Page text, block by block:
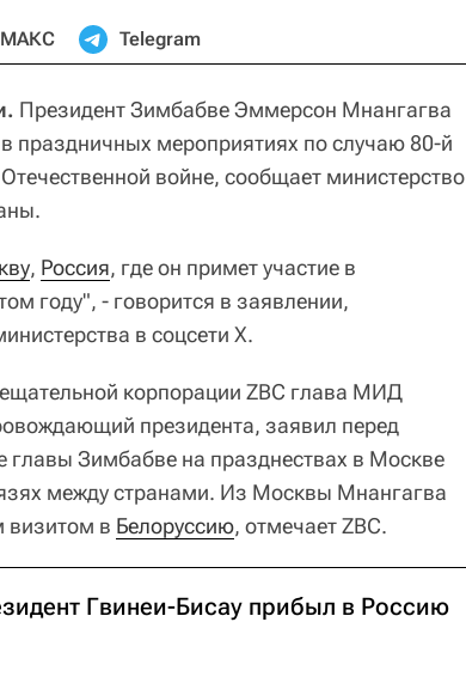
МАКС Telegram
Президент Зимбабве Эммерсон Мнангагва
праздничных мероприятиях по случаю 80-й
войне, сообщает министерство
, Россия, где он примет участие в
году", - говорится в заявлении,
в соцсети X.
корпорации ZBC глава МИД
президента, заявил перед
главы Зимбабве на празднествах в Москве
между странами. Из Москвы Мнангагва
визитом в Белоруссию, отмечает ZBC.
Гвинеи-Бисау прибыл в Россию